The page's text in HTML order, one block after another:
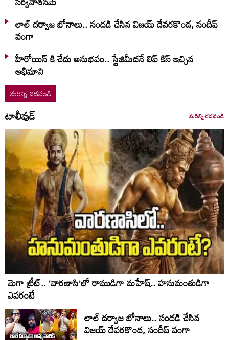
లాల్ ద‌ర్వాజ‌ బోనాలు.. సంద‌డి చేసిన విజ‌య్ దేవ‌ర‌కొండ‌, సందీప్
వంగా
హీరోయిన్ కి చేదు అనుభవం.. స్టేజిమీదనే లిప్ కిస్ ఇచ్చిన
అభిమాని
మరిన్ని చదవండి
టాలీవుడ్ మరిన్ని చదవండి
మెగా ట్రీట్.. ‘వారణాసి’లో రాముడిగా మహేష్.. హనుమంతుడిగా
ఎవరంటే
లాల్ ద‌ర్వాజ‌ బోనాలు.. సంద‌డి చేసిన
విజ‌య్ దేవ‌ర‌కొండ‌, సందీప్ వంగా